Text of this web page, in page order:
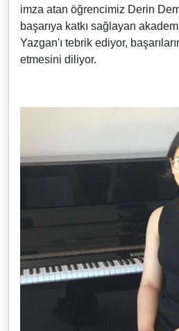
imza atan öğrencimiz Derin
başarıya katkı sağlayan
Yazgan'ı tebrik ediyor,
etmesini diliyor.